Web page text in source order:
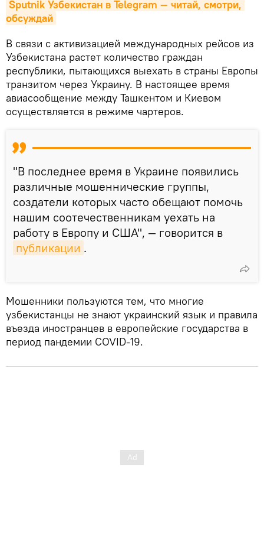
Sputnik Узбекистан в Telegram — читай, смотри,
обсуждай
В связи с активизацией международных рейсов из
Узбекистана растет количество граждан
республики, пытающихся выехать в страны Европы
транзитом через Украину. В настоящее время
авиасообщение между Ташкентом и Киевом
осуществляется в режиме чартеров.
"В последнее время в Украине появились
различные мошеннические группы,
создатели которых часто обещают помочь
нашим соотечественникам уехать на
работу в Европу и США", — говорится в
публикации .
Мошенники пользуются тем, что многие
узбекистанцы не знают украинский язык и правила
въезда иностранцев в европейские государства в
период пандемии COVID-19.